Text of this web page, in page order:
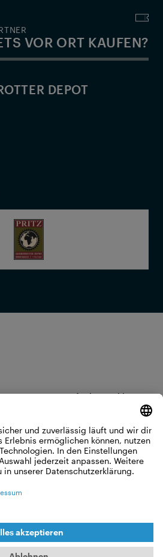
VOR ORT KAUFEN?
DEPOT
Barrierefreiheitserklärung
Impressum
Cookie Einstellungen